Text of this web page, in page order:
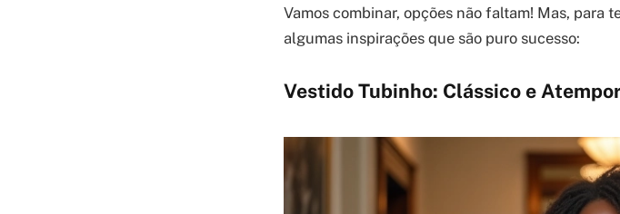
Vamos combinar, opções não faltam! Mas, para
algumas inspirações que são puro sucesso:
Vestido Tubinho: Clássico e